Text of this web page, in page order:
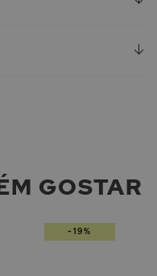
GOSTAR
-19%